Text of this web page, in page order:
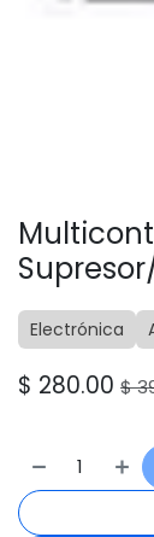
Electrónica
$ 280.00 $